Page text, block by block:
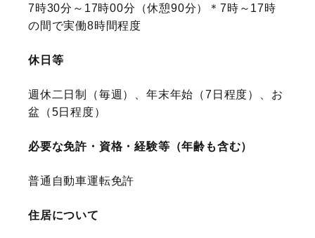
7時30分～17時00分（休憩90分）＊7時～17時
の間で実働8時間程度
休日等
週休二日制（毎週）、年末年始（7日程度）、お
盆（5日程度）
必要な免許・資格・経験等（年齢も含む）
普通自動車運転免許
住居について